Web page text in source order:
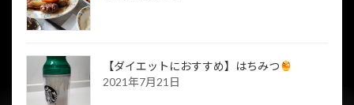
【ダイエットにおすすめ】はちみつ
2021年7月21日